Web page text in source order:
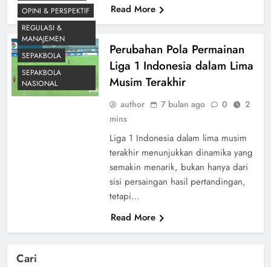
Read More
OPINI & PERSPEKTIF
REGULASI &
MANAJEMEN
SEPAKBOLA
SEPAKBOLA
NASIONAL
Perubahan Pola Permainan
Liga 1 Indonesia dalam Lima
Musim Terakhir
author 7 bulan ago 0
2
mins
Liga 1 Indonesia dalam lima musim
terakhir menunjukkan dinamika yang
semakin menarik, bukan hanya dari
sisi persaingan hasil pertandingan,
tetapi…
Read More
Cari